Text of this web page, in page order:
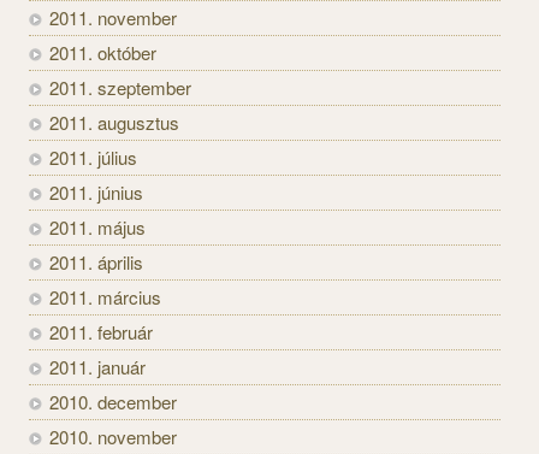
2011. november
2011. október
2011. szeptember
2011. augusztus
2011. július
2011. június
2011. május
2011. április
2011. március
2011. február
2011. január
2010. december
2010. november